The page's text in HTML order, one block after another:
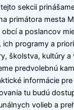
sekcii
primátora mesta
a poslancov
ich programy a
školstva, kultúry a
predvolebnú
informácie
tu budú
volieb a